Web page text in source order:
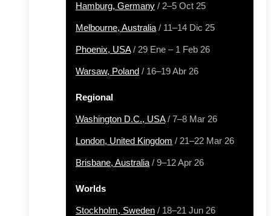
Hamburg, Germany / 2–5 Oct 25
Melbourne, Australia / 11–14 Dic 25
Phoenix, USA/ 29 Ene – 1 Feb 26
Warsaw, Poland / 16–19 Abr 26
Regional
Washington D.C., USA/ 7–8 Mar 26
London, United Kingdom / 21–22 Mar 26
Brisbane, Australia / 9–12 Apr 26
Worlds
Stockholm, Sweden / 18–21 Jun 26